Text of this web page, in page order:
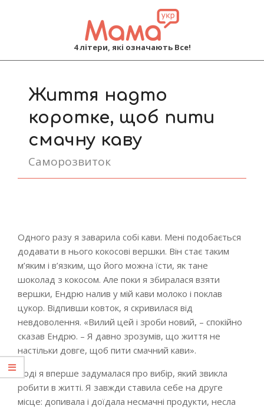
4 літери, які означають Все!
Життя надто
коротке, щоб пити
смачну каву
Саморозвиток
Одного разу я заварила собі кави. Мені подобається
додавати в нього кокосові вершки. Він стає таким
м’яким і в’язким, що його можна їсти, як тане
шоколад з кокосом. Але поки я збиралася взяти
вершки, Ендрю налив у мій кави молоко і поклав
цукор. Відпивши ковток, я скривилася від
невдоволення. «Вилий цей і зроби новий, – спокійно
сказав Ендрю. – Я давно зрозумів, що життя не
настільки довге, щоб пити смачний кави».
Тоді я вперше задумалася про вибір, який звикла
робити в житті. Я завжди ставила себе на друге
місце: допивала і доїдала несмачні продукти, несла